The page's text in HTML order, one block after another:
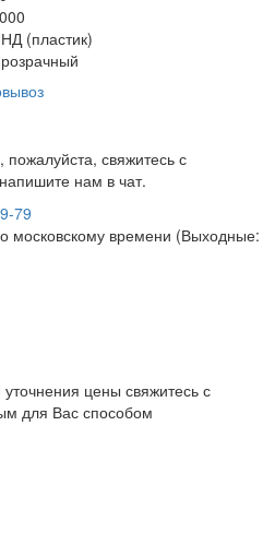
(пластик)
пожалуйста, свяжитесь с
нам в чат.
79
московскому времени (Выходные:
цены свяжитесь с
для Вас способом